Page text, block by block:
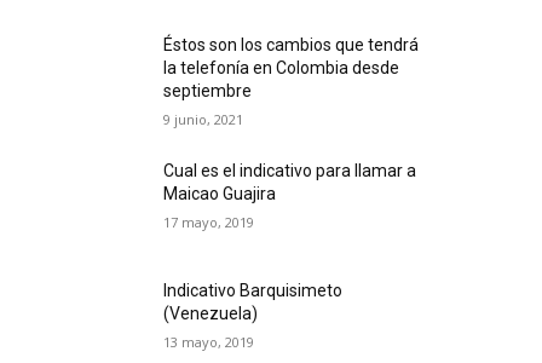
Éstos son los cambios que tendrá
la telefonía en Colombia desde
septiembre
9 junio, 2021
Cual es el indicativo para llamar a
Maicao Guajira
17 mayo, 2019
Indicativo Barquisimeto
(Venezuela)
13 mayo, 2019